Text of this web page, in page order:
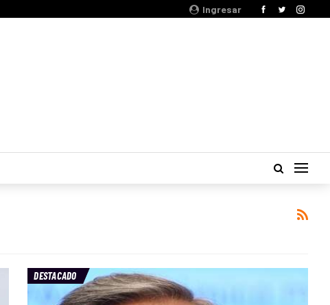
Ingresar
DESTACADO